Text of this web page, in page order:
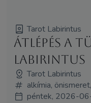
Tarot Labirintus
Átlépés a
Labirintus
Tarot Labirintus
alkímia,
péntek, 2026-